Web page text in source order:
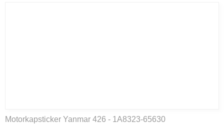
Motorkapsticker Yanmar 426 - 1A8323-65630